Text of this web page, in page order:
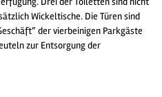
Wickeltische. Die Türen sind
der vierbeinigen Parkgäste
zur Entsorgung der